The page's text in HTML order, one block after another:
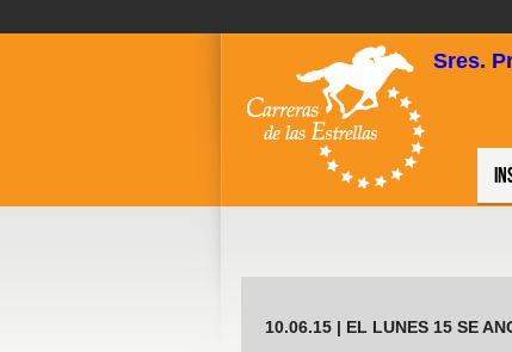
Sres.
10.06.15 | EL LUNES 15 SE